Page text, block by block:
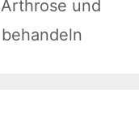
und